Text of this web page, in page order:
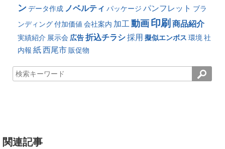
ンデータ作成 ノベルティ パッケージ パンフレット ブラ
ンディング付加価値 会社案内 加工動画印刷 商品紹介
実績紹介 展示会 広告折込チラシ採用 擬似エンボス 環境社
内報 紙西尾市販促物
関連記事